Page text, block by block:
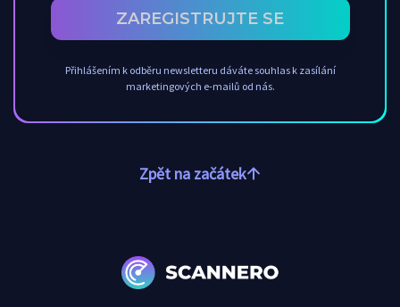
ZAREGISTRUJTE SE
Přihlášením k odběru newsletteru dáváte souhlas k zasílání
marketingových e-mailů od nás.
Zpět na začátek